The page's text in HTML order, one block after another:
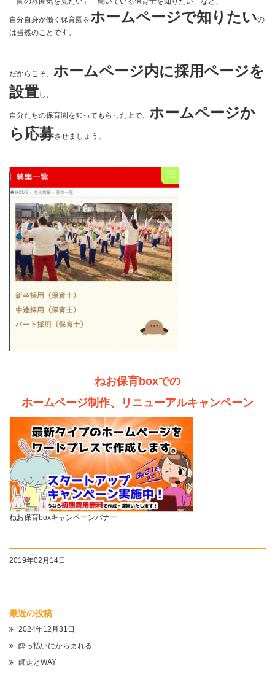
自分自身が働く保育園をホームページで知りたいの
は当然のことです。
だからこそ、 ホームページ内に採用ページを
設置し、
自分たちの保育園を知ってもらった上で、 ホームページか
ら応募させましょう。
ねお保育boxでの
ホームページ制作、リニューアルキャンペーン
ねお保育boxキャンペーンバナー
2019年02月14日
最近の投稿
2024年12月31日
酔っ払いにからまれる
師走とWAY